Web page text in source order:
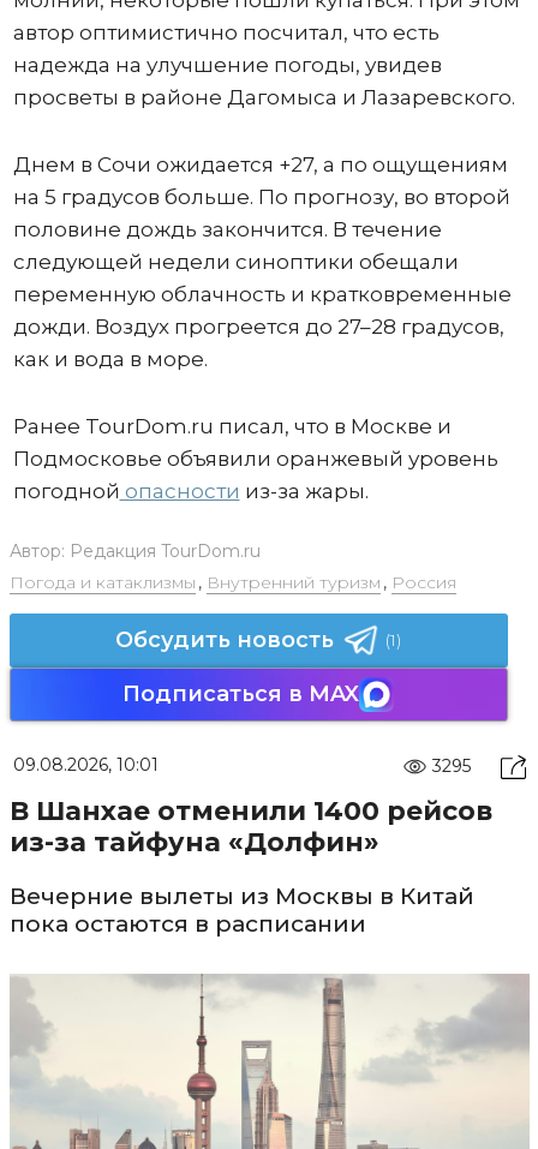
автор оптимистично посчитал, что есть
надежда на улучшение погоды, увидев
просветы в районе Дагомыса и Лазаревского.
Днем в Сочи ожидается +27, а по ощущениям
на 5 градусов больше. По прогнозу, во второй
половине дождь закончится. В течение
следующей недели синоптики обещали
переменную облачность и кратковременные
дожди. Воздух прогреется до 27–28 градусов,
как и вода в море.
Ранее TourDom.ru писал, что в Москве и
Подмосковье объявили оранжевый уровень
погодной опасности из-за жары.
Автор: Редакция TourDom.ru
Погода и катаклизмы , Внутренний туризм , Россия
Обсудить новость (1)
Подписаться в MAX
09.08.2026, 10:01 3295
В Шанхае отменили 1400 рейсов
из-за тайфуна «Долфин»
Вечерние вылеты из Москвы в Китай
пока остаются в расписании